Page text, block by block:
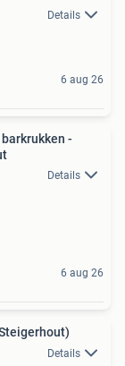
Details
6 aug 26
-
Details
6 aug 26
Details